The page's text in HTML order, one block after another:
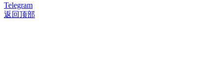
Telegram
返回顶部